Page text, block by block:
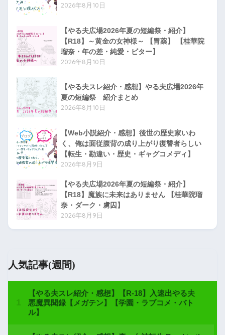
2026年8月10日
【やる夫広場2026年夏の短編祭・紹介】
【R18】～黄金の女神様～ 【胃薬】 【桂華院
瑠奈・年の差・純愛・ビター】
2026年8月10日
【やる夫スレ紹介・感想】やる夫広場2026年
夏の短編祭 紹介まとめ
2026年8月10日
【Web小説紹介・感想】後世の歴史家いわ
く、俺は面従腹背の成り上がり復讐者らしい
【転生・勘違い・歴史・ギャグコメディ】
2026年8月9日
【やる夫広場2026年夏の短編祭・紹介】
【R18】魔族に未来はありません 【桂華院瑠
奈・ダーク・虜囚】
2026年8月9日
人気記事(週間)